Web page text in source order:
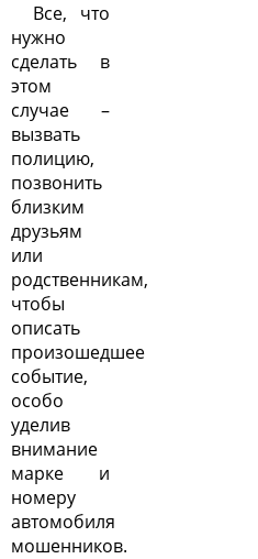
Все, что
нужно
сделать в
этом
случае –
вызвать
полицию,
позвонить
близким
друзьям
или
родственникам,
чтобы
описать
произошедшее
событие,
особо
уделив
внимание
марке и
номеру
автомобиля
мошенников.